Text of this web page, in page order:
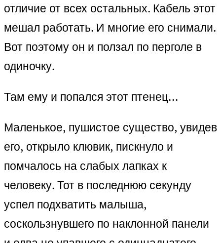
отличие от всех остальных. Кабель этот
мешал работать. И многие его снимали.
Вот поэтому он и ползал по перголе в
одиночку.
Там ему и попался этот птенец…
Маленькое, пушистое существо, увидев
его, открыло клювик, пискнуло и
помчалось на слабых лапках к
человеку. Тот в последнюю секунду
успел подхватить малыша,
соскользнувшего по наклонной панели